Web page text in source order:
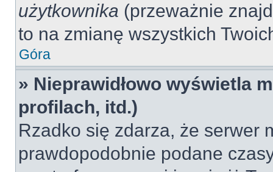
użytkownika (przeważnie
to na zmianę wszystkich
Góra
» Nieprawidłowo wyświetla
profilach, itd.)
Rzadko się zdarza, że serwer
prawdopodobnie podane